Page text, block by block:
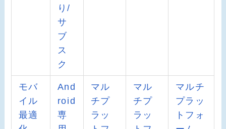
り/
サ
ブ
ス
ク
モバ
イル
最適
And
roid
専
マル
チプ
ラッ
マル
チプ
ラッ
マルチ
プラッ
トフォ